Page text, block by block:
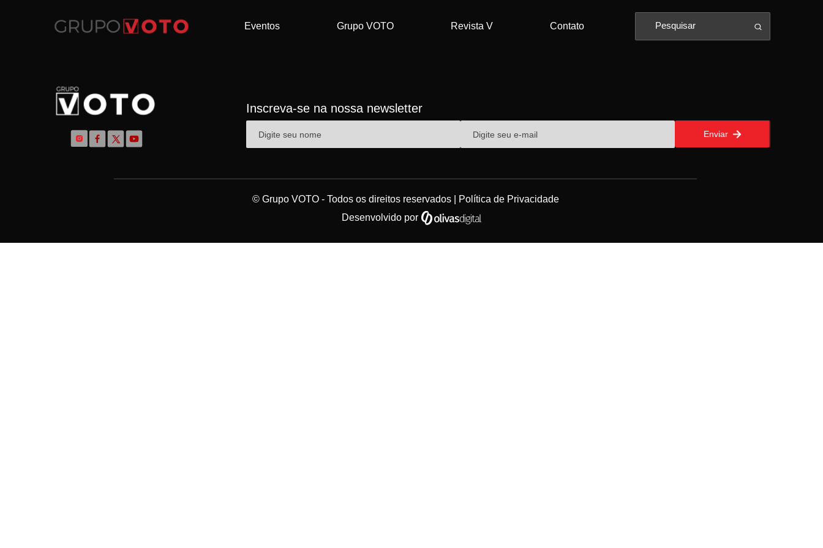
Eventos Grupo VOTO Revista V Contato
Inscreva-se na nossa newsletter
Enviar
© Grupo VOTO - Todos os direitos reservados |
Política de Privacidade
Desenvolvido por